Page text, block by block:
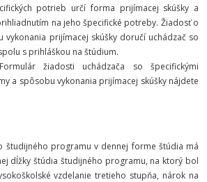
potrieb určí forma prijímacej skúšky a
na jeho špecifické potreby. Žiadosť o
vykonania prijímacej skúšky doručí uchádzač so
s prihláškou na štúdium.
žiadosti uchádzača so špecifickými
a spôsobu vykonania prijímacej skúšky nájdete
študijného programu v dennej forme štúdia má
dĺžky štúdia študijného programu, na ktorý bol
vzdelanie tretieho stupňa, nárok na